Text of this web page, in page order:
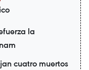
la
cuatro muertos